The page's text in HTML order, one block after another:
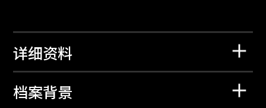
详细资料
档案背景